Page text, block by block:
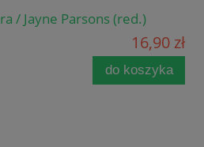
/ Jayne Parsons (red.)
16,90 zł
do koszyka